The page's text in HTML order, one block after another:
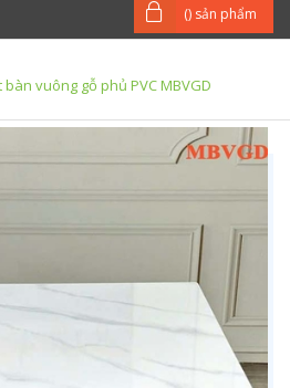
() sản phẩm
bàn vuông gỗ phủ PVC MBVGD